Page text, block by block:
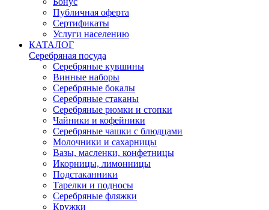
Публичная оферта
Сертификаты
Услуги населению
КАТАЛОГ
Серебряная посуда
Серебряные кувшины
Винные наборы
Серебряные бокалы
Серебряные стаканы
Серебряные рюмки и стопки
Чайники и кофейники
Серебряные чашки с блюдцами
Молочники и сахарницы
Вазы, масленки, конфетницы
Икорницы, лимонницы
Подстаканники
Тарелки и подносы
Серебряные фляжки
Кружки